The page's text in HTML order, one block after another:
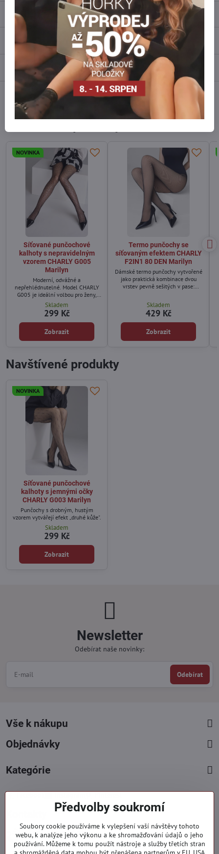
Popis
Recenze
Diskuse
FacebookTwitter WhatsApp
NOVINKA
Síťované punčochové
kalhoty s nepravidelným
vzorem CHARLY G005
Marilyn
Moderní, odvážné a
nepřehlédnutelné. Model CHARLY
G005 je ideální volbou pro ženy,
které chtějí dodat outfitu výrazný
módní prvek.
Skladem
299 Kč
Zobrazit
Termo punčochy se
síťovaným efektem CHARLY
F2IN1 80 DEN Marilyn
Dámské termo punčochy vytvořené
jako praktická kombinace dvou
vrstev pevně sešitých v pase:
tělové barvě, která přiléhá k
pokožce a poskytuje teplo, a vrchní
klasické síťované punčochy, které
vytvářejí poloprůhledný módní
efekt a zvýrazňují linii nohou.
Skladem
429 Kč
Zobrazit
Navštívené produkty
NOVINKA
Síťované punčochové
kalhoty s jemnými očky
CHARLY G003 Marilyn
Punčochy s drobným, hustým
vzorem vytvářejí efekt „druhé kůže".
Skladem
299 Kč
Zobrazit
Newsletter
Odebírat naše novinky:
Odebírat
Vše k nákupu
Objednávky
Kategórie
+421 919 060 751
Pondělí - Pátek : 09:00 - 15:00 hod.
Předvolby soukromí
Soubory cookie používáme k vylepšení vaší návštěvy tohoto
webu, k analýze jeho výkonu a ke shromažďování údajů o jeho
používání. Můžeme k tomu použít nástroje a služby třetích stran